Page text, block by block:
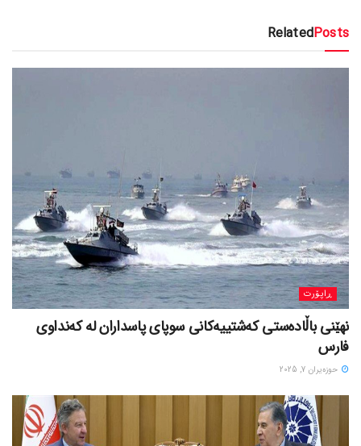
RelatedPosts
ڕاپۆرت
نهێنی باڵادەستی کەشتییەکانی سوپای پاسداران لە کەنداوی
فارس
حوزه‌یران 7, 2025